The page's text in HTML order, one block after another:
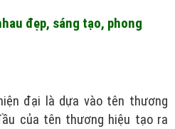
đẹp, sáng tạo, phong
đại là dựa vào tên thương
của tên thương hiệu tạo ra